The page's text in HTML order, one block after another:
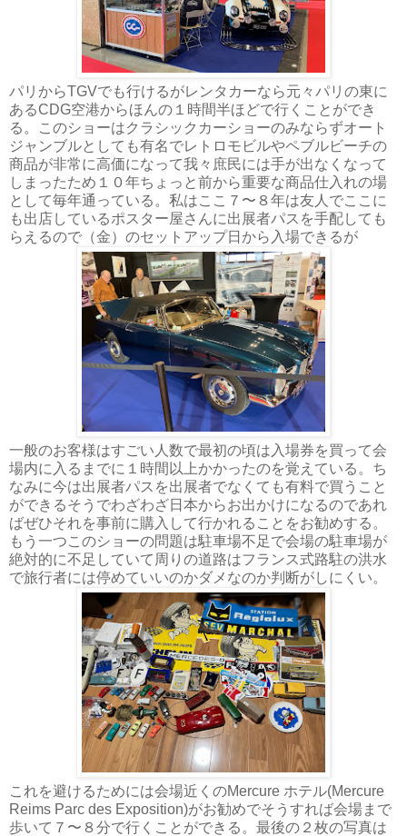
パリからTGVでも行けるがレンタカーなら元々パリの東に
あるCDG空港からほんの１時間半ほどで行くことができ
る。このショーはクラシックカーショーのみならずオート
ジャンブルとしても有名でレトロモビルやペブルビーチの
商品が非常に高価になって我々庶民には手が出なくなって
しまったため１０年ちょっと前から重要な商品仕入れの場
として毎年通っている。私はここ７〜８年は友人でここに
も出店しているポスター屋さんに出展者パスを手配しても
らえるので（金）のセットアップ日から入場できるが
一般のお客様はすごい人数で最初の頃は入場券を買って会
場内に入るまでに１時間以上かかったのを覚えている。ち
なみに今は出展者パスを出展者でなくても有料で買うこと
ができるそうでわざわざ日本からお出かけになるのであれ
ばぜひそれを事前に購入して行かれることをお勧めする。
もう一つこのショーの問題は駐車場不足で会場の駐車場が
絶対的に不足していて周りの道路はフランス式路駐の洪水
で旅行者には停めていいのかダメなのか判断がしにくい。
これを避けるためには会場近くのMercure ホテル(Mercure
Reims Parc des Exposition)がお勧めでそうすれば会場まで
歩いて７〜８分で行くことができる。最後の２枚の写真は